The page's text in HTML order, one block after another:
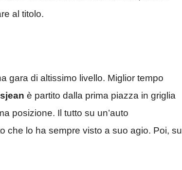
al titolo.
gara di altissimo livello. Miglior tempo
è partito dalla prima piazza in griglia
posizione. Il tutto su un’auto
che lo ha sempre visto a suo agio. Poi, sul